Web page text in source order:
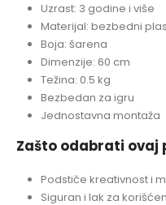
Uzrast: 3 godine i više
Materijal: bezbedni
Boja: šarena
Dimenzije: 60 cm
Težina: 0.5 kg
Bezbedan za igru
Jednostavna montaža
Zašto odabrati ovaj
Podstiče kreativnost i
Siguran i lak za